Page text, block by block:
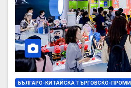
БЪЛГАРО-КИТАЙСКА ТЪРГОВСКО-